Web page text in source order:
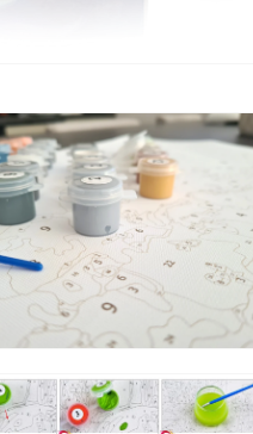
7.
médiafájl
megnyitása
galérianézetben